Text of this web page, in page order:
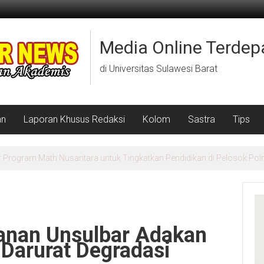
Media Online
di Universitas Sulawesi Barat
Laporan Khusus Redaksi Kolom Sastra Tips
6 Emas dan Juara Umum II di Sulbar Championship 1
Unsulbar Adakan
Degradasi